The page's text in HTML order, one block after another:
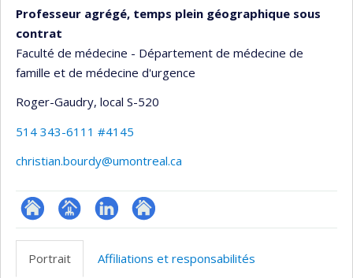
Professeur agrégé, temps plein géographique sous
contrat
Faculté de médecine - Département de médecine de
famille et de médecine d'urgence
Roger-Gaudry, local S-520
514 343-6111 #4145
christian.bourdy@umontreal.ca
ResearchGate
Page
professionnelle
(faculté,département,école)
LinkedInAutre
Portrait Affiliations et responsabilités